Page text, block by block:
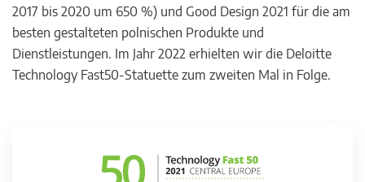
2017 bis 2020 um 650 %) und Good Design 2021 für die am
besten gestalteten polnischen Produkte und
Dienstleistungen. Im Jahr 2022 erhielten wir die Deloitte
Technology Fast50-Statuette zum zweiten Mal in Folge.